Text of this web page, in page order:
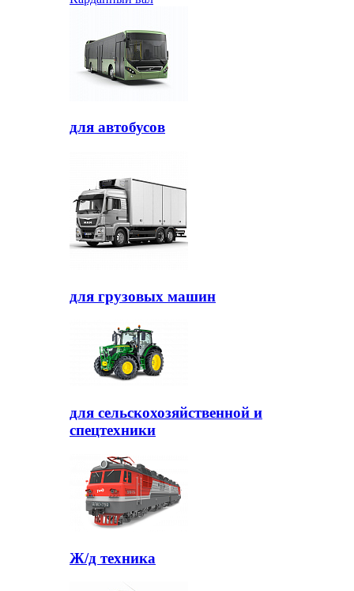
для автобусов
для грузовых машин
для сельскохозяйственной и
спецтехники
Ж/д техника